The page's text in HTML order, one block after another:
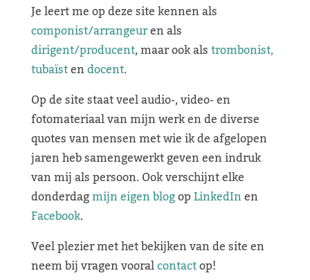
Je leert me op deze site kennen als
componist/arrangeuren als
dirigent/producent, maar ook alstrombonist,
tubaïstendocent.
Op de site staat veel audio-, video- en
fotomateriaal van mijn werk en de diverse
quotes van mensen met wie ik de afgelopen
jaren heb samengewerkt geven een indruk
van mij als persoon. Ook verschijnt elke
donderdagmijn eigen blogopLinkedInen
Facebook.
Veel plezier met het bekijken van de site en
neem bij vragen vooralcontactop!